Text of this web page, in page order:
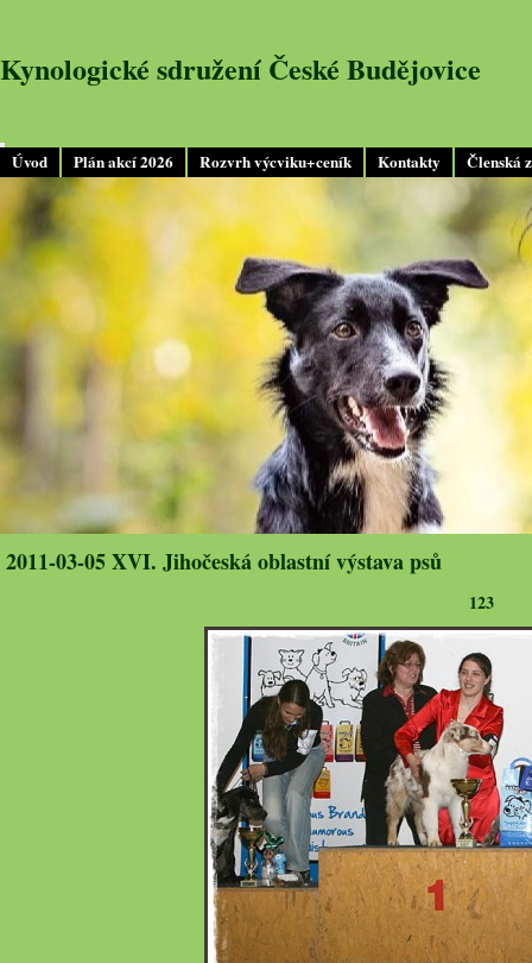
Úvod Plán akcí 2026 Rozvrh výcviku+ceník Kontakty Členská
Kynologické sdružení České Budějovice
2011-03-05 XVI. Jihočeská oblastní výstava psů
123